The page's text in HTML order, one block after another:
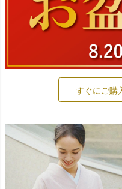
すぐにご購